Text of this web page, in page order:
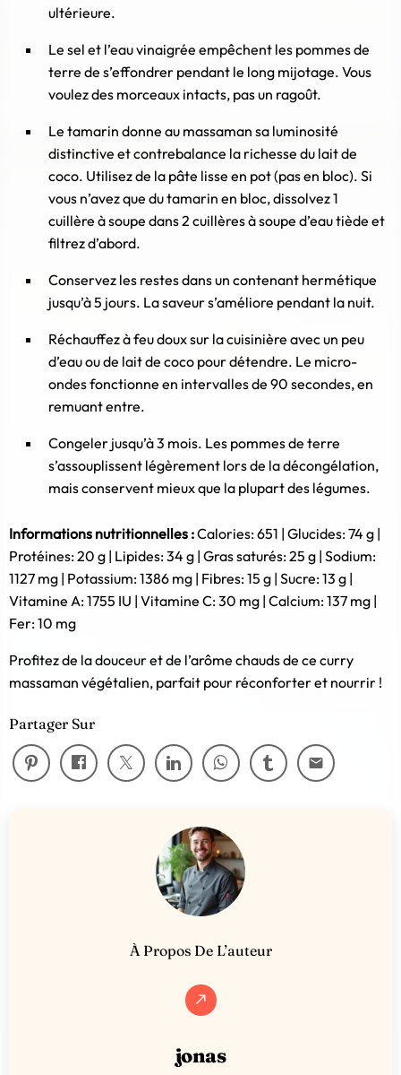
ultérieure.
Le sel et l’eau vinaigrée empêchent les pommes de
terre de s’effondrer pendant le long mijotage. Vous
voulez des morceaux intacts, pas un ragoût.
Le tamarin donne au massaman sa luminosité
distinctive et contrebalance la richesse du lait de
coco. Utilisez de la pâte lisse en pot (pas en bloc). Si
vous n’avez que du tamarin en bloc, dissolvez 1
cuillère à soupe dans 2 cuillères à soupe d’eau tiède et
filtrez d’abord.
Conservez les restes dans un contenant hermétique
jusqu’à 5 jours. La saveur s’améliore pendant la nuit.
Réchauffez à feu doux sur la cuisinière avec un peu
d’eau ou de lait de coco pour détendre. Le micro-
ondes fonctionne en intervalles de 90 secondes, en
remuant entre.
Congeler jusqu’à 3 mois. Les pommes de terre
s’assouplissent légèrement lors de la décongélation,
mais conservent mieux que la plupart des légumes.
Informations nutritionnelles :Calories: 651 | Glucides: 74 g |
Protéines: 20 g | Lipides: 34 g | Gras saturés: 25 g | Sodium:
1127 mg | Potassium: 1386 mg | Fibres: 15 g | Sucre: 13 g |
Vitamine A: 1755 IU | Vitamine C: 30 mg | Calcium: 137 mg |
Fer: 10 mg
Profitez de la douceur et de l’arôme chauds de ce curry
massaman végétalien, parfait pour réconforter et nourrir !
Partager Sur
email
À Propos De L’auteur
call_made
jonas